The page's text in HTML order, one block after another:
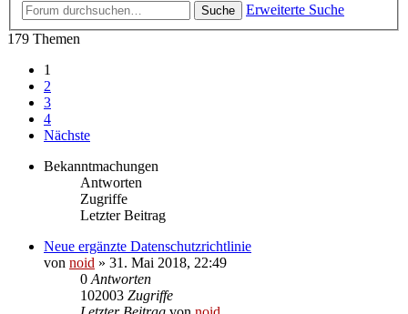
Suche
Erweiterte Suche
179 Themen
1
2
3
4
Nächste
Bekanntmachungen
Antworten
Zugriffe
Letzter Beitrag
Neue ergänzte Datenschutzrichtlinie
von noid » 31. Mai 2018, 22:49
0 Antworten
102003 Zugriffe